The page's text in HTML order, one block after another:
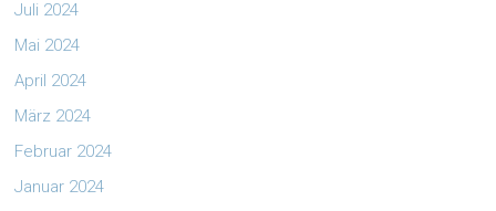
Juli 2024
Mai 2024
April 2024
März 2024
Februar 2024
Januar 2024